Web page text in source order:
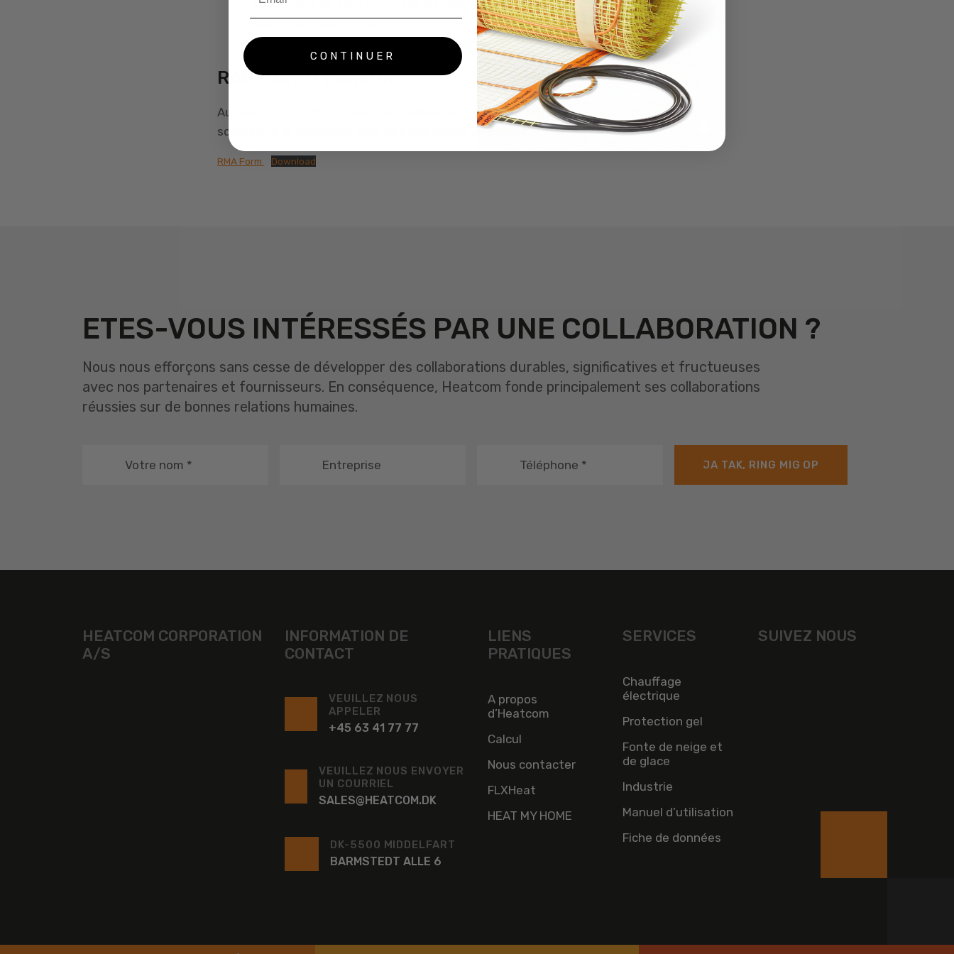
Des erreurs se sont produites en raison d’une mauvaise utilisation
Des erreurs commises par les autres
Une erreur s’est produite en raison d’une installation incorrecte
RAPPORT D’ERREUR:
Au cas où un produit défectueux relève de la garantie Heatcom, vous devez remplir et
soumettre le formulaire RMA téléchargeable ci-dessus.
RMA Form Download
ETES-VOUS INTÉRESSÉS PAR UNE COLLABORATION ?
Nous nous efforçons sans cesse de développer des collaborations durables, significatives et fructueuses
avec nos partenaires et fournisseurs. En conséquence, Heatcom fonde principalement ses collaborations
réussies sur de bonnes relations humaines.
Votre nom * Entreprise Téléphone * JA TAK, RING MIG OP
HEATCOM CORPORATION
A/S
INFORMATION DE
CONTACT
VEUILLEZ NOUS
APPELER
+45 63 41 77 77
VEUILLEZ NOUS ENVOYER
UN COURRIEL
SALES@HEATCOM.DK
DK-5500 MIDDELFART
BARMSTEDT ALLE 6
LIENS
PRATIQUES
A propos
d’Heatcom
Calcul
Nous contacter
FLXHeat
HEAT MY HOME
SERVICES
Chauffage
électrique
Protection gel
Fonte de neige et
de glace
Industrie
Manuel d’utilisation
Fiche de données
SUIVEZ NOUS
CONTINUER